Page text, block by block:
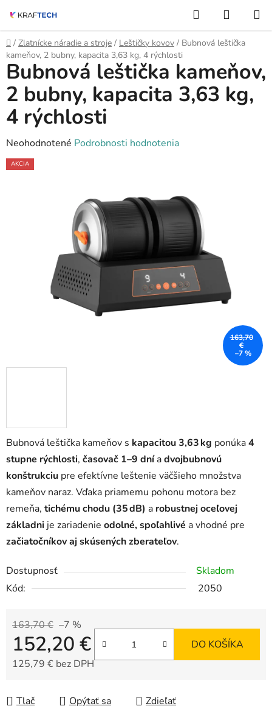
obsah
Hľadať
KOŠÍK
Domov
/ Zlatnícke náradie a stroje / Leštičky kovov / Bubnová leštička
kameňov, 2 bubny, kapacita 3,63 kg, 4 rýchlosti
Bubnová leštička kameňov s kapacitou 3,63 kg ponúka4
stupne rýchlosti, časovač 1–9 dníadvojbubnovú
konštrukciu pre efektívne leštenie väčšieho množstva
kameňov naraz. Vďaka priamemu pohonu motora bez
remeňa, tichému chodu (35 dB) a robustnej oceľovej
základni je zariadenie odolné, spoľahlivé a vhodné pre
začiatočníkov aj skúsených zberateľov.
Dostupnosť
Skladom
Kód:
2050
163,70 € –7 %
152,20 €
125,79 € bez DPH
DO KOŠÍKA
Tlač Opýtať sa Zdieľať
Bubnová leštička kameňov,
2 bubny, kapacita 3,63 kg,
4 rýchlosti
Priemerné
hodnotenie
Neohodnotené Podrobnosti hodnotenia
AKCIA
163,70
€
–7 %